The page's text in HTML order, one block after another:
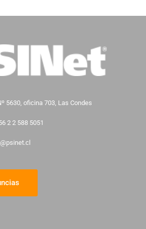
5630, oficina 703, Las Condes
2 2 588 5051